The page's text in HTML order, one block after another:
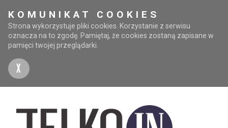
KOMUNIKAT COOKIES
Strona wykorzystuje pliki cookies. Korzystanie z serwisu
oznacza na to zgodę. Pamiętaj, że cookies zostaną zapisane w
pamięci twojej przeglądarki.
X